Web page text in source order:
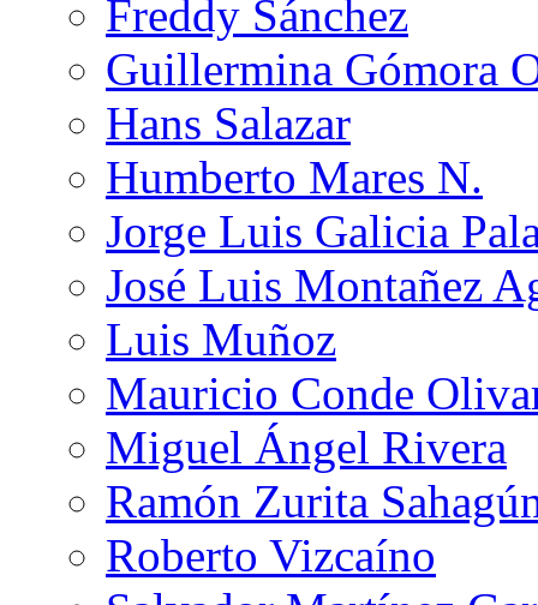
Freddy Sánchez
Guillermina Gómora
Hans Salazar
Humberto Mares N.
Jorge Luis Galicia
José Luis Montañez
Luis Muñoz
Mauricio Conde
Miguel Ángel Rivera
Ramón Zurita
Roberto Vizcaíno